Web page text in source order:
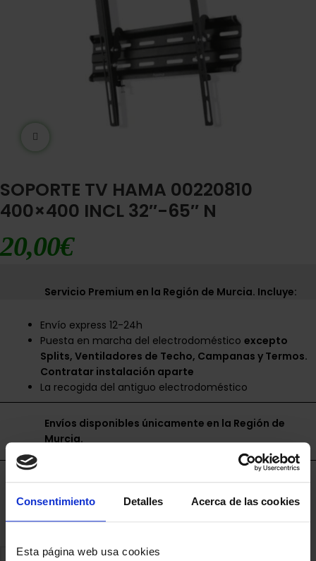
Consentimiento Detalles Acerca de las cookies
Esta página web usa cookies
SOPORTE TV HAMA 00220810
400×400 INCL 32″-65″ N
20,00€
Servicio Premium en la Región de Murcia. Incluye:
Envío express 12-24h
Puesta en marcha del electrodomésticoexcepto
Splits, Ventiladores de Techo, Campanas y Termos.
Contratar instalación aparte
La recogida del antiguo electrodoméstico
Envíos disponibles únicamente en la Región de
Murcia.
Financia a plazos con Cetelem
+ info